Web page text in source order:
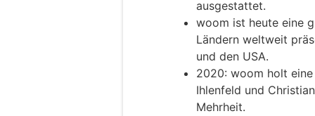
ausgestattet.
woom ist heute eine
Ländern weltweit
und den USA.
2020: woom holt
Ihlenfeld und
Mehrheit.